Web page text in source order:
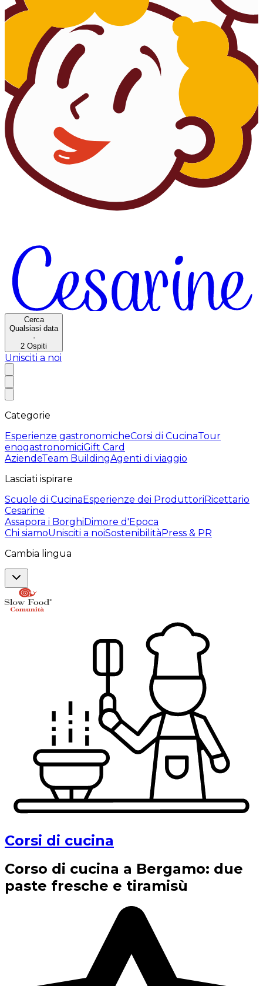
Cerca
Qualsiasi data
·
2 Ospiti
Unisciti a noi
Categorie
Esperienze gastronomicheCorsi di CucinaTour
enogastronomiciGift Card
AziendeTeam BuildingAgenti di viaggio
Lasciati ispirare
Scuole di CucinaEsperienze dei ProduttoriRicettario
Cesarine
Assapora i BorghiDimore d'Epoca
Chi siamoUnisciti a noiSostenibilitàPress & PR
Cambia lingua
Corsi di cucina
Corso di cucina a Bergamo: due
paste fresche e tiramisù